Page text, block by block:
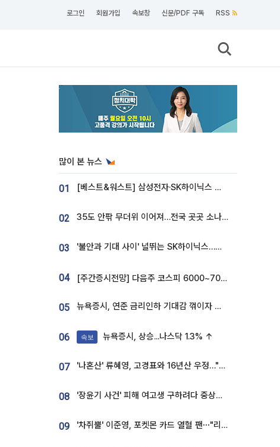
로그인 회원가입 속보창 신문/PDF 구독 RSS
많이 본 뉴스
01 [베스트&워스트] 삼성전자·SK하이닉스 밀린 한 주…상상인증권은 85% 급등
02 35도 안팎 무더위 이어져…전국 곳곳 소나기 [오늘 날씨]
03 '불안과 기대 사이' 널뛰는 SK하이닉스…증권가 "HBM4·LTA 기반 펀터멘털 견고"
04 [주간증시전망] 다음주 코스피 6000~7000⋯“外人 수급은 정책이 변수”
05 뉴욕증시, 연준 금리인하 기대감 꺾이자 상승...S&P500 사상 최고치 [종합]
06 속보 뉴욕증시, 상승...나스닥 1.3% ↑
07 '나혼산' 류혜영, 고경표와 16년산 우정…"자취방서 부모님과 마주쳐"
08 '장윤기 사건' 피해 여고생 구하려다 중상…고교생 의상자 지정
09 '차쥐뿔' 이준영, 포켓몬 카드 열혈 팬⋯"리셀러 처단할 것"